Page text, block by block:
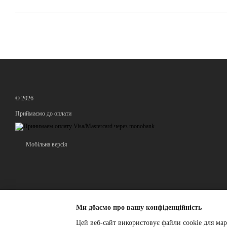
© 2026
Приймаємо до оплати
Мобільна версія
Ми дбаємо про вашу конфіденційність
Цей веб-сайт використовує файли cookie для